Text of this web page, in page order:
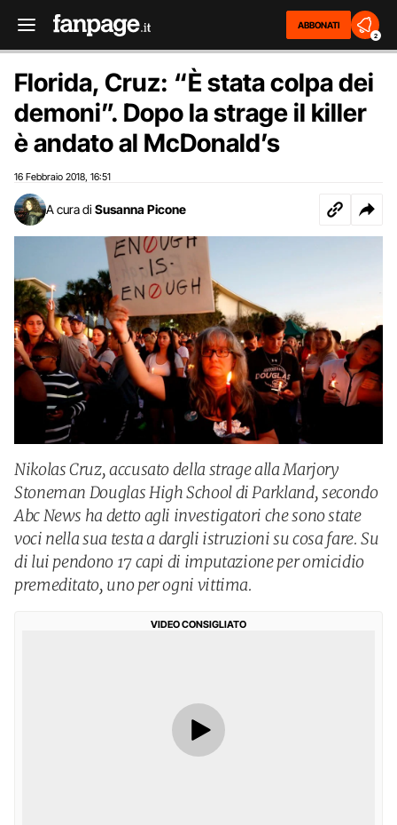
ABBONATI
2
Florida, Cruz: “È stata colpa dei
demoni”. Dopo la strage il killer
è andato al McDonald’s
16 Febbraio 2018 16:51
A cura di Susanna Picone
Nikolas Cruz, accusato della strage alla Marjory
Stoneman Douglas High School di Parkland, secondo
Abc News ha detto agli investigatori che sono state
voci nella sua testa a dargli istruzioni su cosa fare. Su
di lui pendono 17 capi di imputazione per omicidio
premeditato, uno per ogni vittima.
VIDEO CONSIGLIATO